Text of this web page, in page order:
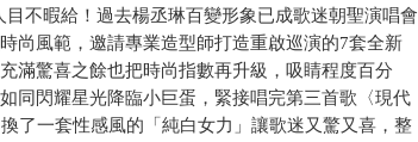
不暇給！過去楊丞琳百變形象已成歌迷朝聖演唱會
尚風範，邀請專業造型師打造重啟巡演的7套全新
滿驚喜之餘也把時尚指數再升級，吸睛程度百分
同閃耀星光降臨小巨蛋，緊接唱完第三首歌〈現代
了一套性感風的「純白女力」讓歌迷又驚又喜，整